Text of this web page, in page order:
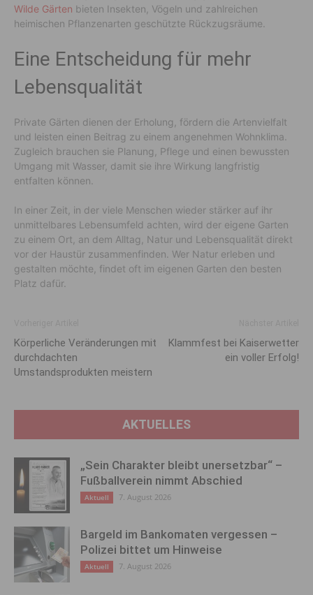
Wilde Gärten bieten Insekten, Vögeln und zahlreichen
heimischen Pflanzenarten geschützte Rückzugsräume.
Eine Entscheidung für mehr
Lebensqualität
Private Gärten dienen der Erholung, fördern die Artenvielfalt
und leisten einen Beitrag zu einem angenehmen Wohnklima.
Zugleich brauchen sie Planung, Pflege und einen bewussten
Umgang mit Wasser, damit sie ihre Wirkung langfristig
entfalten können.
In einer Zeit, in der viele Menschen wieder stärker auf ihr
unmittelbares Lebensumfeld achten, wird der eigene Garten
zu einem Ort, an dem Alltag, Natur und Lebensqualität direkt
vor der Haustür zusammenfinden. Wer Natur erleben und
gestalten möchte, findet oft im eigenen Garten den besten
Platz dafür.
Körperliche Veränderungen mit
durchdachten
Umstandsprodukten meistern
Klammfest bei Kaiserwetter
ein voller Erfolg!
AKTUELLES
„Sein Charakter bleibt unersetzbar“ –
Fußballverein nimmt Abschied
Aktuell 7. August 2026
Bargeld im Bankomaten vergessen –
Polizei bittet um Hinweise
Aktuell 7. August 2026